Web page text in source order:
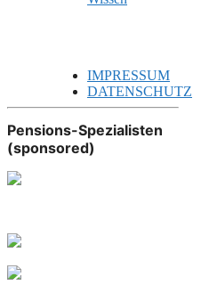
IMPRESSUM
DATENSCHUTZ
Pensions-Spezialisten
(sponsored)